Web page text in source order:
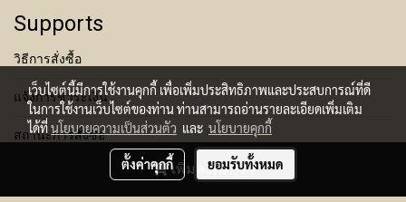
เพิ่มลงตะกร้า
Supports
วิธีการสั่งซื้อ
แจ้งการชำระเงิน
สถานะการสั่งซื้อ
เงื่อนไขการคืนสินค้า
เว็บไซต์นี้มีการใช้งานคุกกี้ เพื่อเพิ่มประสิทธิภาพและประสบการณ์ที่ดี
ในการใช้งานเว็บไซต์ของท่าน ท่านสามารถอ่านรายละเอียดเพิ่มเติม
ได้ที่นโยบายความเป็นส่วนตัว และ นโยบายคุกกี้
ตั้งค่าคุกกี้ ยอมรับทั้งหมด